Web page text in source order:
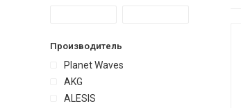
Производитель
Planet Waves
AKG
ALESIS